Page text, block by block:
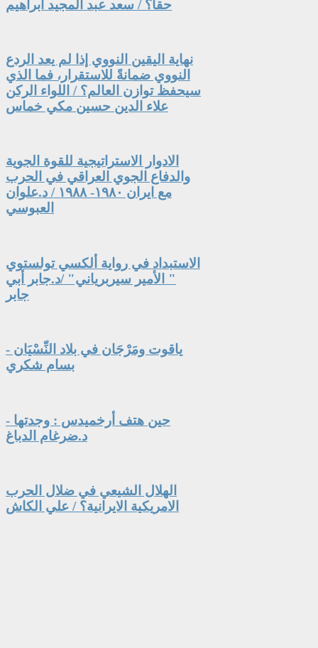
حقاً؟ / سعد عبد المجيد ابراهيم
نهاية اليقين النووي إذا لم يعد الردع
النووي ضمانةً للاستقرار، فما الذي
سيحفظ توازن العالم؟ / اللواء الركن
علاء الدين حسين مكي خماس
الادوار الاستراتيجية للقوة الجوية
والدفاع الجوي العراقي في الحرب
مع ايران ١٩٨٠- ١٩٨٨ / د.علوان
العبوسي
الاستبداد في رواية ألكسي تولستوي
" الأمير سيربرياني" /د.جابر أبي
جابر
ياقوت ومَرْجَان في بلاد النِّسْيَان -
بسام شكري
حين هتف أرخميدس : وجدتها -
د.ضرغام الدباغ
الهلال الشيعي في ضلال الحرب
الامريكية الايرانية؟ / علي الكاش